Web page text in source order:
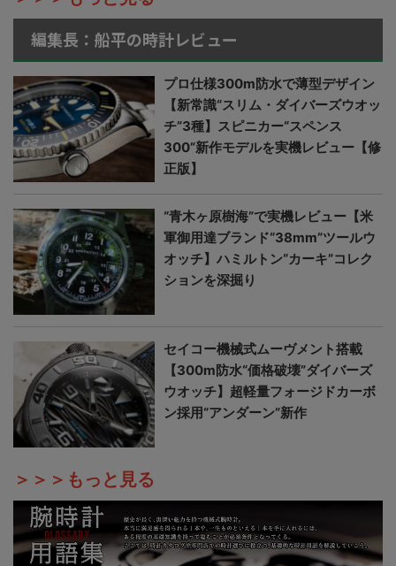
編集長：船平の時計レビュー
プロ仕様300m防水で薄型デザイン
【新常識“スリム・ダイバーズウオッ
チ”3種】スピニカー“スペンス
300”新作モデルを実機レビュー【修
正版】
“青木ヶ原樹海”で実機レビュー【米
軍御用達ブランド“38mm”ツールウ
オッチ】ハミルトン“カーキ”コレク
ションを深掘り
セイコー機械式ムーヴメント搭載
【300m防水“価格破壊”ダイバーズ
ウオッチ】超軽量フォージドカーボ
ン採用“アンダーン”新作
＞＞＞もっと見る